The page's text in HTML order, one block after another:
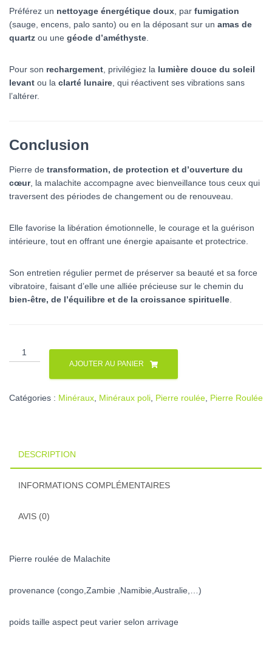
Préférez un nettoyage énergétique doux , par fumigation
(sauge, encens, palo santo) ou en la déposant sur un amas de
quartz ou une géode d’améthyste
Pour son rechargement , privilégiez la lumière douce du soleil
levant ou la clarté lunaire , qui réactivent ses vibrations sans
l’altérer.
Conclusion
Pierre de transformation, de protection et d’ouverture du
cœur, la malachite accompagne avec bienveillance tous ceux qui
traversent des périodes de changement ou de renouveau.
Elle favorise la libération émotionnelle, le courage et la guérison
intérieure, tout en offrant une énergie apaisante et protectrice.
Son entretien régulier permet de préserver sa beauté et sa force
vibratoire, faisant d’elle une alliée précieuse sur le chemin du
bien-être, de l’équilibre et de la croissance spirituelle
quantité
de
AJOUTER AU PANIER
Catégories : Minéraux Minéraux poli Pierre roulée Pierre Roulée
DESCRIPTION
INFORMATIONS COMPLÉMENTAIRES
AVIS (0)
Pierre roulée de Malachite
provenance (congo,Zambie ,Namibie,Australie,…)
poids taille aspect peut varier selon arrivage